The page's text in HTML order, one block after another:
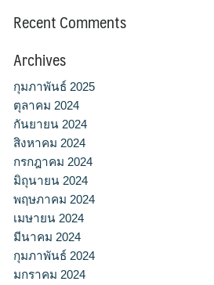
Recent Comments
Archives
กุมภาพันธ์ 2025
ตุลาคม 2024
กันยายน 2024
สิงหาคม 2024
กรกฎาคม 2024
มิถุนายน 2024
พฤษภาคม 2024
เมษายน 2024
มีนาคม 2024
กุมภาพันธ์ 2024
มกราคม 2024